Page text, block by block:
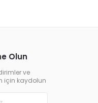
Olun
ve
için kaydolun